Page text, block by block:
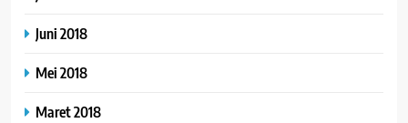
Juni 2018
Mei 2018
Maret 2018